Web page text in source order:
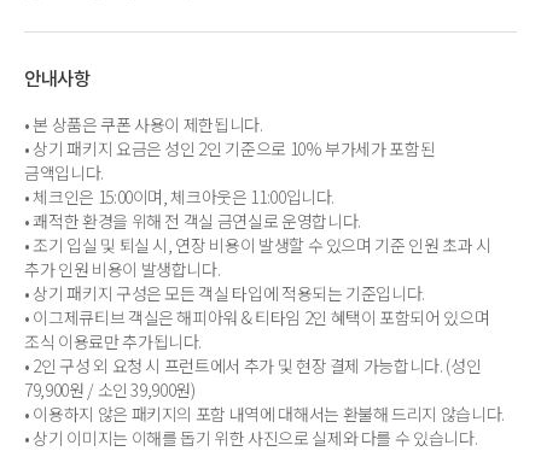
안내사항
• 본 상품은 쿠폰 사용이 제한됩니다.
• 상기 패키지 요금은 성인 2인 기준으로 10% 부가세가 포함된
금액입니다.
• 체크인은 15:00이며, 체크아웃은 11:00입니다.
• 쾌적한 환경을 위해 전 객실 금연실로 운영합니다.
• 조기 입실 및 퇴실 시, 연장 비용이 발생할 수 있으며 기준 인원 초과 시
추가 인원 비용이 발생합니다.
• 상기 패키지 구성은 모든 객실 타입에 적용되는 기준입니다.
• 이그제큐티브 객실은 해피아워 & 티타임 2인 혜택이 포함되어 있으며
조식 이용료만 추가됩니다.
• 2인 구성 외 요청 시 프런트에서 추가 및 현장 결제 가능합니다. (성인
79,900원 / 소인 39,900원)
• 이용하지 않은 패키지의 포함 내역에 대해서는 환불해 드리지 않습니다.
• 상기 이미지는 이해를 돕기 위한 사진으로 실제와 다를 수 있습니다.